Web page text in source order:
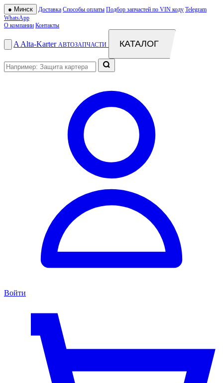
● Минск Доставка Способы оплаты Подбор запчастей по VIN коду Telegram
WhatsApp
О компании Контакты
A Alta-Karter АВТОЗАПЧАСТИ КАТАЛОГ
Войти